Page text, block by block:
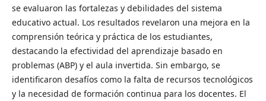
se evaluaron las fortalezas y debilidades del sistema
educativo actual. Los resultados revelaron una mejora en la
comprensión teórica y práctica de los estudiantes,
destacando la efectividad del aprendizaje basado en
problemas (ABP) y el aula invertida. Sin embargo, se
identificaron desafíos como la falta de recursos tecnológicos
y la necesidad de formación continua para los docentes. El